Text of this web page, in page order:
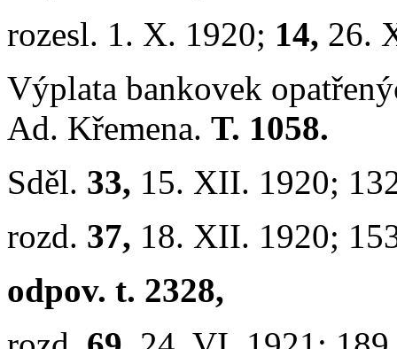
rozesl. 1. X. 1920; 14, 26.
Výplata bankovek
Ad. Křemena. T. 1058.
Sděl. 33, 15. XII. 1920;
rozd. 37, 18. XII. 1920;
odpov. t. 2328,